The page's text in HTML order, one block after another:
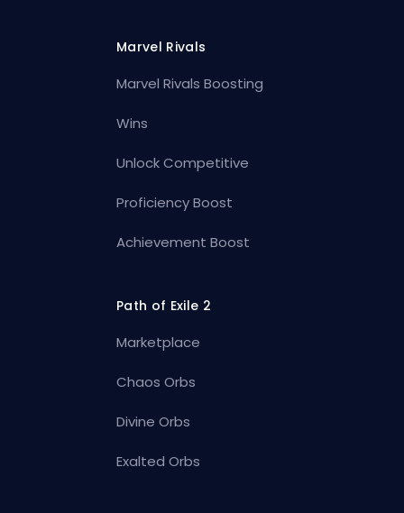
Marvel Rivals
Marvel Rivals Boosting
Wins
Unlock Competitive
Proficiency Boost
Achievement Boost
Path of Exile 2
Marketplace
Chaos Orbs
Divine Orbs
Exalted Orbs